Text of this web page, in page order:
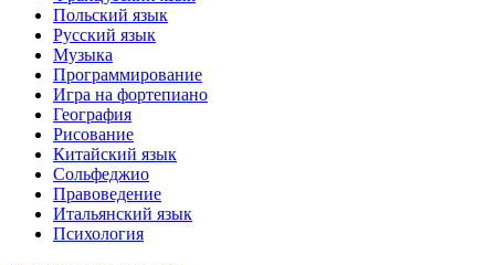
Польский язык
Русский язык
Музыка
Программирование
Игра на фортепиано
География
Рисование
Китайский язык
Сольфеджио
Правоведение
Итальянский язык
Психология